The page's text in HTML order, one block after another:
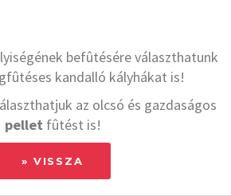
befûtésére választhatunk
kandalló kályhákat is!
az olcsó és gazdaságos
pellet fûtést is!
» VISSZA